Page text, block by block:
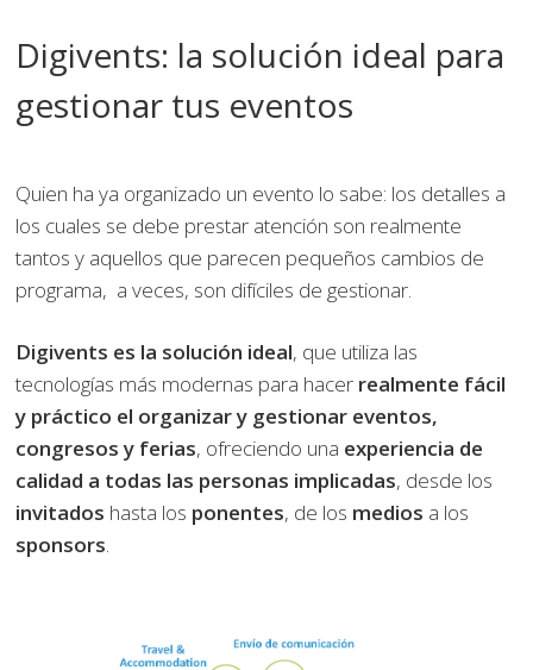
Digivents: la solución ideal para
gestionar tus eventos
Quien ha ya organizado un evento lo sabe: los detalles a
los cuales se debe prestar atención son realmente
tantos y aquellos que parecen pequeños cambios de
programa, a veces, son difíciles de gestionar.
Digivents es la solución ideal, que utiliza las
tecnologías más modernas para hacer realmente fácil
y práctico el organizar y gestionar eventos,
congresos y ferias, ofreciendo una experiencia de
calidad a todas las personas implicadas, desde los
invitados hasta los ponentes, de los medios a los
sponsors.